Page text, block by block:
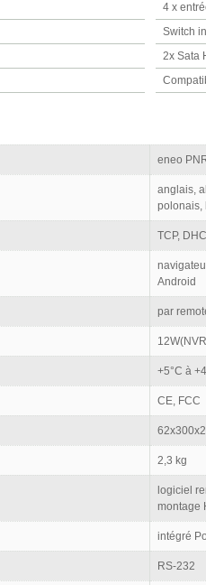
4 x
Switch
2x Sata
eneo
anglais,
polonais,
TCP,
Android
par
+5°C à
CE, FCC
2,3 kg
logiciel
montage
intégré
RS-232